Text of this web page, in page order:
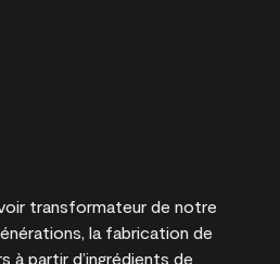
transformateur de notre
la fabrication de
à partir d’ingrédients de